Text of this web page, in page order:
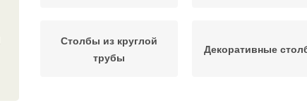
Столбы из круглой
трубы
Декоративные